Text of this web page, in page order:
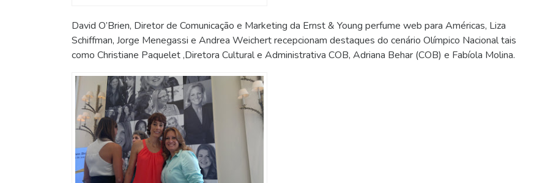
David O’Brien, Diretor de Comunicação e Marketing da Ernst & Young perfume web para Américas, Liza
Schiffman, Jorge Menegassi e Andrea Weichert recepcionam destaques do cenário Olímpico Nacional tais
como Christiane Paquelet ,Diretora Cultural e Administrativa COB, Adriana Behar (COB) e Fabíola Molina.